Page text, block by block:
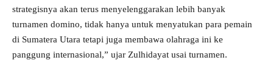
strategisnya akan terus menyelenggarakan lebih banyak
turnamen domino, tidak hanya untuk menyatukan para pemain
di Sumatera Utara tetapi juga membawa olahraga ini ke
panggung internasional,” ujar Zulhidayat usai turnamen.